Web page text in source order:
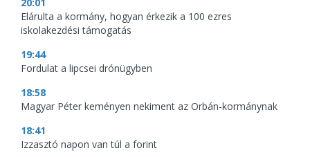
Elárulta a kormány, hogyan érkezik a 100 ezres
iskolakezdési támogatás
19:44
Fordulat a lipcsei drónügyben
18:58
Magyar Péter keményen nekiment az Orbán-kormánynak
18:41
Izzasztó napon van túl a forint